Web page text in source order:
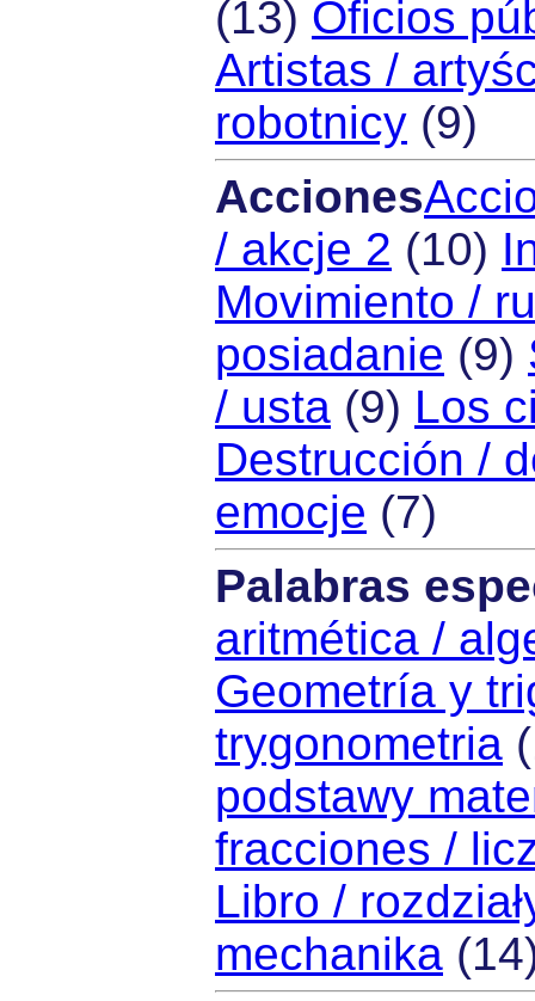
(13) Oficios
Artistas /
robotnicy (9)
Acciones
/ akcje 2 (10)
Movimiento /
posiadanie (9)
/ usta (9) Los
Destrucción /
emocje (7)
Palabras
aritmética /
Geometría y
trygonometria
podstawy
fracciones /
Libro /
mechanika